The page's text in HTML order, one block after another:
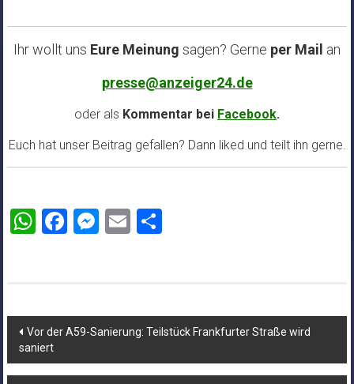
Ihr wollt uns Eure Meinung sagen? Gerne per Mail an
presse@anzeiger24.de
oder als Kommentar bei Facebook.
Euch hat unser Beitrag gefallen? Dann liked und teilt ihn gerne.
WhatsApp
Facebook
Messenger
EmailTeilen
Beitragsnavigation
Vor der A59-Sanierung: Teilstück Frankfurter Straße wird
saniert